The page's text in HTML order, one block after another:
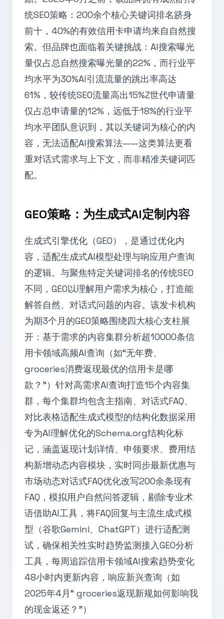
统SEO策略：200余个核心关键词排名跻身
前十，40%的有效信用卡申请均来自自然搜
索。但品牌也面临着关键挑战：AI搜索曝光
量仅占总自然搜索曝光量的22%，而行业平
均水平为30%AI引流流量的跳出率高达
61%，较传统SEO流量高出15%Z世代申请量
仅占总申请量的12%，远低于18%的行业平
均水平团队意识到，其以关键词为核心的内
容，无法适配AI搜索算法——这类算法更看
重对话式需求与上下文，而非精准关键词匹
配。
GEO策略：为生成式AI定制内容
生成式引擎优化（GEO），是通过优化内
容，适配生成式AI模型处理与响应用户查询
的逻辑。与聚焦特定关键词排名的传统SEO
不同，GEO以理解用户需求为核心，打造能
解答自然、对话式问题的内容。该发卡机构
为期3个月的GEO策略围绕四大核心支柱展
开：基于需求的内容集群分析超10000条信
用卡领域高频AI查询（如“无年费、
groceries消费返现最优的信用卡是哪
款？”）针对高需求AI查询打造15个内容集
群，每个集群均包含主指南、对话式FAQ、
对比表格适配生成式模型的结构化数据采用
专为AI理解优化的Schema.org结构化标
记，涵盖返现计划详情、申领要求、费用结
构新增动态内容模块，实时同步最新优惠与
市场动态对话式FAQ优化改写200余条现有
FAQ，模拟用户自然问答逻辑，剔除专业术
语借助AI工具，将FAQ回复与主流生成式模
型（谷歌Gemini、ChatGPT）进行适配测
试，确保相关性实时趋势监测接入GEO分析
工具，每周追踪信用卡领域AI搜索趋势变化
48小时内更新内容，响应新兴查询（如
2025年4月“ groceries返现新规如何影响我
的现金返还？”）